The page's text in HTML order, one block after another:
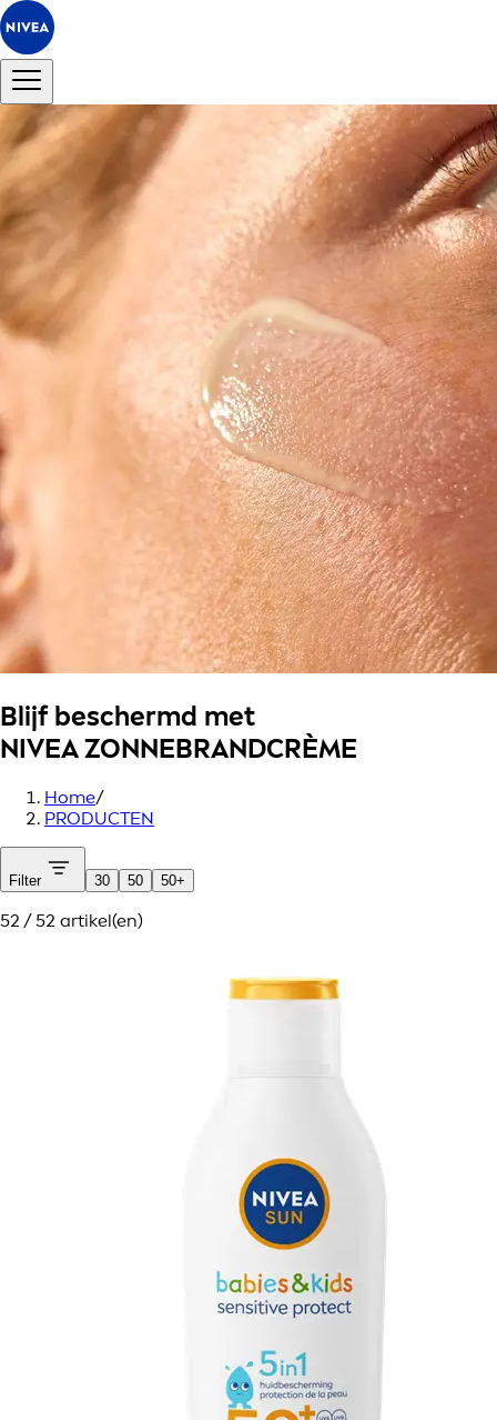
Blijf beschermd met
NIVEA ZONNEBRANDCRÈME
Home/
PRODUCTEN
Filter 30 50 50+
52 / 52 artikel(en)